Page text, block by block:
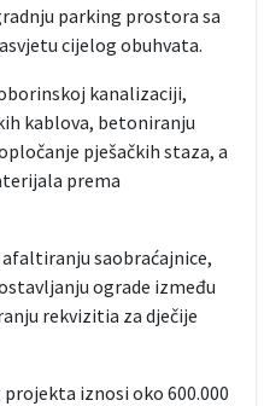
parking prostora sa
cijelog obuhvata.
kanalizaciji,
kablova, betoniranju
pješačkih staza, a
prema
saobraćajnice,
ograde između
rekvizitia za dječije
iznosi oko 600.000